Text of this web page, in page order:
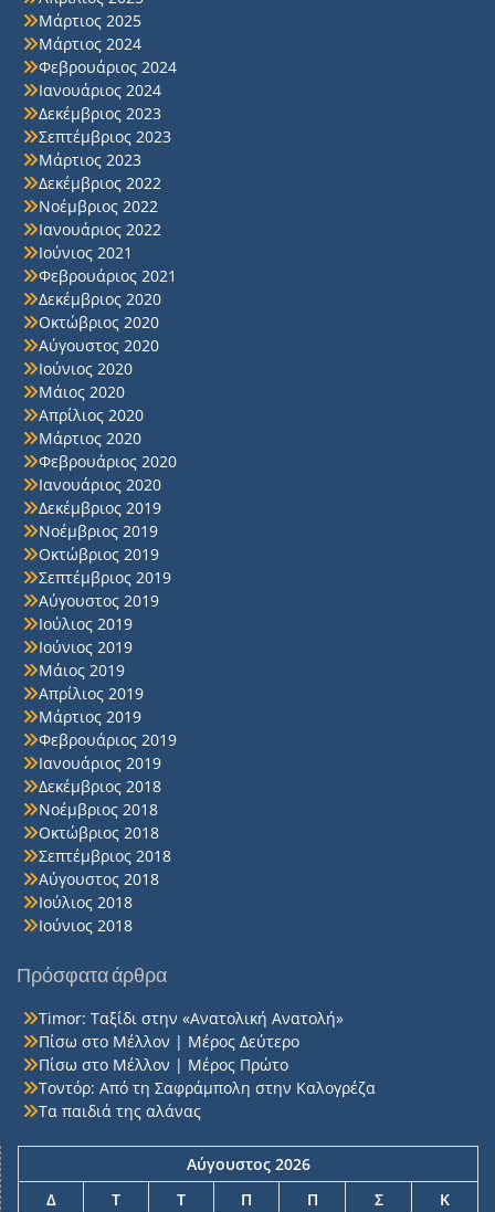
Μάρτιος 2025
Μάρτιος 2024
Φεβρουάριος 2024
Ιανουάριος 2024
Δεκέμβριος 2023
Σεπτέμβριος 2023
Μάρτιος 2023
Δεκέμβριος 2022
Νοέμβριος 2022
Ιανουάριος 2022
Ιούνιος 2021
Φεβρουάριος 2021
Δεκέμβριος 2020
Οκτώβριος 2020
Αύγουστος 2020
Ιούνιος 2020
Μάιος 2020
Απρίλιος 2020
Μάρτιος 2020
Φεβρουάριος 2020
Ιανουάριος 2020
Δεκέμβριος 2019
Νοέμβριος 2019
Οκτώβριος 2019
Σεπτέμβριος 2019
Αύγουστος 2019
Ιούλιος 2019
Ιούνιος 2019
Μάιος 2019
Απρίλιος 2019
Μάρτιος 2019
Φεβρουάριος 2019
Ιανουάριος 2019
Δεκέμβριος 2018
Νοέμβριος 2018
Οκτώβριος 2018
Σεπτέμβριος 2018
Αύγουστος 2018
Ιούλιος 2018
Ιούνιος 2018
Πρόσφατα άρθρα
Timor: Ταξίδι στην «Ανατολική Ανατολή»
Πίσω στο Μέλλον | Μέρος Δεύτερο
Πίσω στο Μέλλον | Μέρος Πρώτο
Τοντόρ: Από τη Σαφράμπολη στην Καλογρέζα
Τα παιδιά της αλάνας
Αύγουστος 2026
Δ
Τ Τ Π Π Σ
Κ